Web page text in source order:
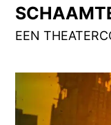
EEN